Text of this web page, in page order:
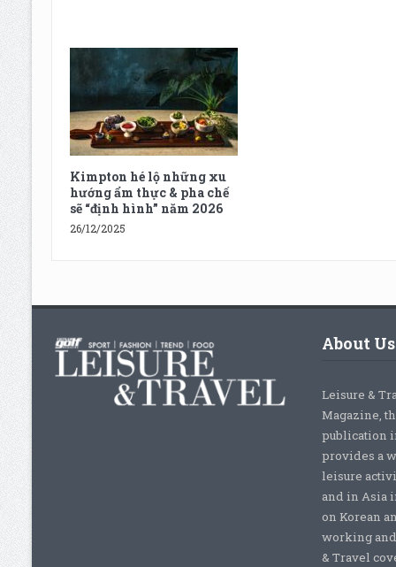
Kimpton hé lộ những xu
hướng ẩm thực & pha chế
sẽ “định hình” năm 2026
26/12/2025
About Us
Leisure &
Magazine,
publication
provides a
leisure
and in Asia
on Korean
working
& Travel